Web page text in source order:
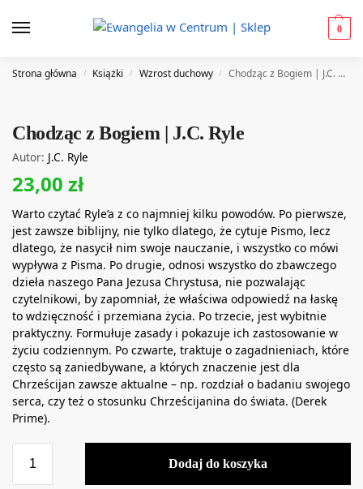
0
Strona główna / Książki / Wzrost duchowy / Chodząc z Bogiem | J.C. Ryle
Chodząc z Bogiem | J.C. Ryle
Autor: J.C. Ryle
23,00 zł
Warto czytać Ryle’a z co najmniej kilku powodów. Po pierwsze,
jest zawsze biblijny, nie tylko dlatego, że cytuje Pismo, lecz
dlatego, że nasycił nim swoje nauczanie, i wszystko co mówi
wypływa z Pisma. Po drugie, odnosi wszystko do zbawczego
dzieła naszego Pana Jezusa Chrystusa, nie pozwalając
czytelnikowi, by zapomniał, że właściwa odpowiedź na łaskę
to wdzięczność i przemiana życia. Po trzecie, jest wybitnie
praktyczny. Formułuje zasady i pokazuje ich zastosowanie w
życiu codziennym. Po czwarte, traktuje o zagadnieniach, które
często są zaniedbywane, a których znaczenie jest dla
Chrześcijan zawsze aktualne – np. rozdział o badaniu swojego
serca, czy też o stosunku Chrześcijanina do świata. (Derek
Prime).
Dodaj do koszyka